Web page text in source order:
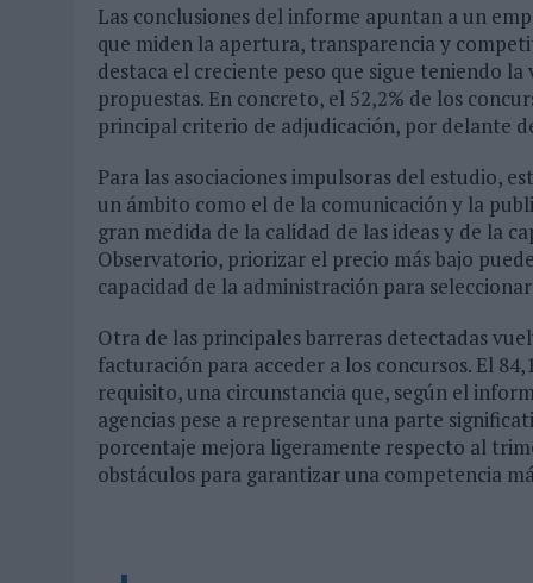
Las conclusiones del informe apuntan a un
que miden la apertura, transparencia y
destaca el creciente peso que sigue teniendo
propuestas. En concreto, el 52,2% de los
principal criterio de adjudicación, por delante
Para las asociaciones impulsoras del estudio,
un ámbito como el de la comunicación y la
gran medida de la calidad de las ideas y de la
Observatorio, priorizar el precio más bajo
capacidad de la administración para
Otra de las principales barreras detectadas
facturación para acceder a los concursos. El
requisito, una circunstancia que, según el
agencias pese a representar una parte
porcentaje mejora ligeramente respecto al
obstáculos para garantizar una competencia